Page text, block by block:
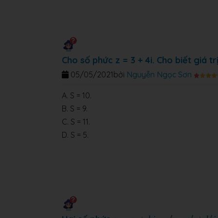
Cho số phức z = 3 + 4i. Cho biết giá
bởi Nguyễn Ngọc Sơn
05/05/2021
A. S = 10.
B. S = 9.
C. S = 11.
D. S = 5.
i z = +